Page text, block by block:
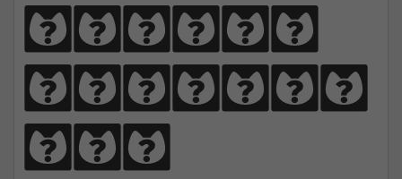
猫笔千锤岁月
长，啃文万遍见
真功。